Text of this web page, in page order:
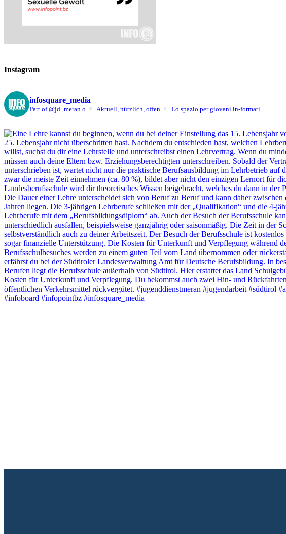
Instagram
infosquare_media
Part of @jd_meran.o Aktuell, nützlich, offen Lo spazio per giovani in-formati